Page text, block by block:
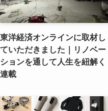
東洋経済オンラインに取材し
ていただきました｜リノベー
ションを通して人生を紐解く
連載